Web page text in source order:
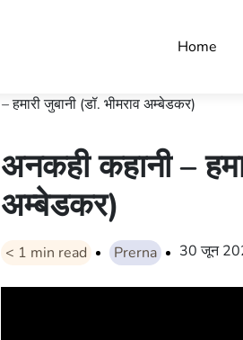
Home
अनकही कहानी –
अम्बेडकर)
< 1 min read Prerna 30 जून